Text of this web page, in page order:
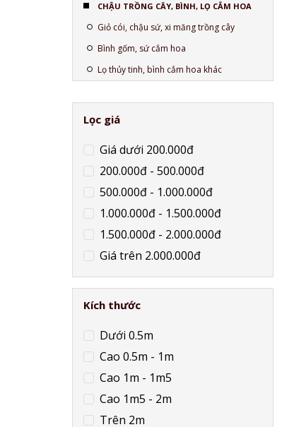
CHẬU TRỒNG CÂY, BÌNH, LỌ CẮM HOA
Giỏ cói, chậu sứ, xi măng trồng cây
Bình gốm, sứ cắm hoa
Lọ thủy tinh, bình cắm hoa khác
Lọc giá
Giá dưới 200.000đ
200.000đ - 500.000đ
500.000đ - 1.000.000đ
1.000.000đ - 1.500.000đ
1.500.000đ - 2.000.000đ
Giá trên 2.000.000đ
Kích thước
Dưới 0.5m
Cao 0.5m - 1m
Cao 1m - 1m5
Cao 1m5 - 2m
Trên 2m